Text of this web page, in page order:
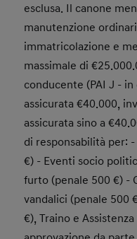
esclusa. Il canone
manutenzione
immatricolazione e
massimale di
conducente (PAI J -
assicurata €40.000,
assicurata sino a
di responsabilità per:
€) - Eventi socio
furto (penale 500 €) -
vandalici (penale 500
€), Traino e